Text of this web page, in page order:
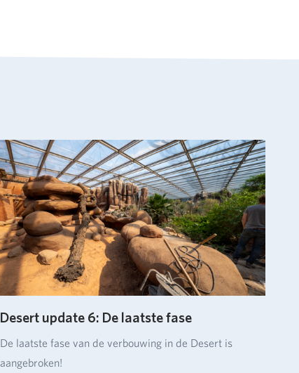
Desert update 6: De laatste fase
De laatste fase van de verbouwing in de Desert is
aangebroken!